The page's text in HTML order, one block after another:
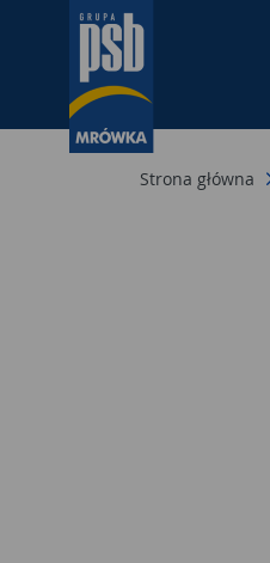
Strona główna